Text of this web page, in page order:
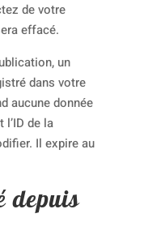
de votre
effacé.
un
dans votre
aucune donnée
de la
Il expire au
depuis